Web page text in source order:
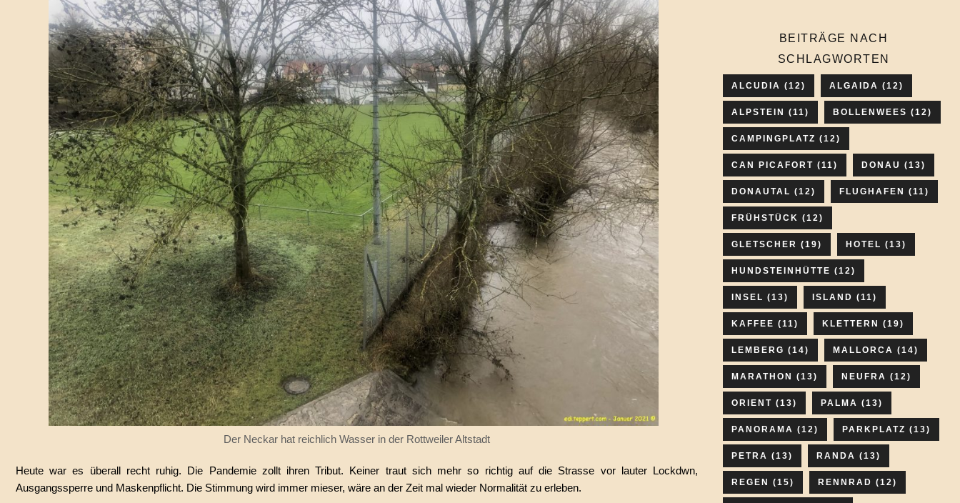
Der Neckar hat reichlich Wasser in der Rottweiler Altstadt
Heute war es überall recht ruhig. Die Pandemie zollt ihren Tribut. Keiner traut sich mehr so richtig auf die Strasse vor lauter Lockdwn,
Ausgangssperre und Maskenpflicht. Die Stimmung wird immer mieser, wäre an der Zeit mal wieder Normalität zu erleben.
BEITRÄGE NACH
SCHLAGWORTEN
ALCUDIA (12) ALGAIDA (12)
ALPSTEIN (11) BOLLENWEES (12)
CAMPINGPLATZ (12)
CAN PICAFORT (11) DONAU (13)
DONAUTAL (12) FLUGHAFEN (11)
FRÜHSTÜCK (12)
GLETSCHER (19) HOTEL (13)
HUNDSTEINHÜTTE (12)
INSEL (13) ISLAND (11)
KAFFEE (11) KLETTERN (19)
LEMBERG (14) MALLORCA (14)
MARATHON (13) NEUFRA (12)
ORIENT (13) PALMA (13)
PANORAMA (12) PARKPLATZ (13)
PETRA (13) RANDA (13)
REGEN (15) RENNRAD (12)